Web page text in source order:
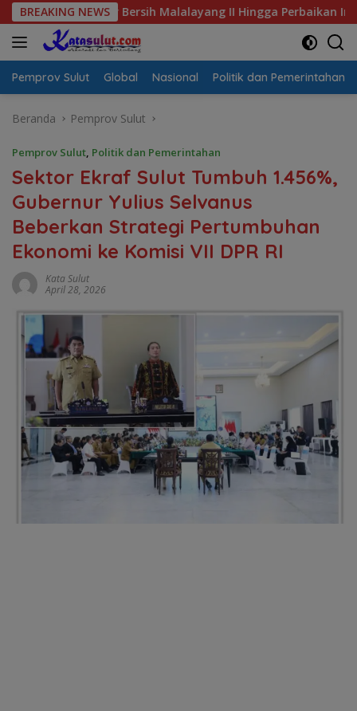
Langsung
ke
konten
BREAKING NEWS
Air Bersih Malalayang II Hingga Perbaikan Infrastruktur
Pemprov Sulut Global Nasional Politik dan Pemerintahan
Beranda Pemprov Sulut
Pemprov Sulut, Politik dan Pemerintahan
Sektor Ekraf Sulut Tumbuh 1.456%,
Gubernur Yulius Selvanus
Beberkan Strategi Pertumbuhan
Ekonomi ke Komisi VII DPR RI
Kata Sulut
April 28, 2026